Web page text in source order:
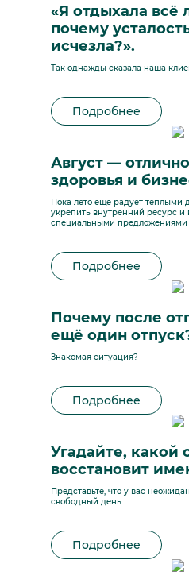
«Я отдыхала всё
почему
исчезла?».
Так однажды сказала наша
Подробнее
Август —
здоровья и
Пока лето ещё радует тёплыми
укрепить внутренний ресурс и
специальными предложениями
Подробнее
Почему после
ещё один
Знакомая ситуация?
Подробнее
Угадайте, какой
восстановит
Представьте, что у вас
свободный день.
Подробнее